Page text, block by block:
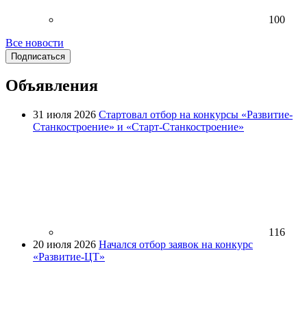
100
Все новости
Подписаться
Объявления
31 июля 2026 Стартовал отбор на конкурсы «Развитие-
Станкостроение» и «Старт-Станкостроение»
116
20 июля 2026 Начался отбор заявок на конкурс
«Развитие-ЦТ»